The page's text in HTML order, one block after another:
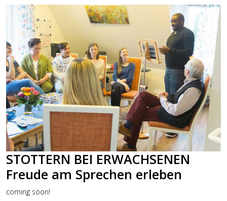
STOTTERN BEI ERWACHSENEN
Freude am Sprechen erleben
coming soon!